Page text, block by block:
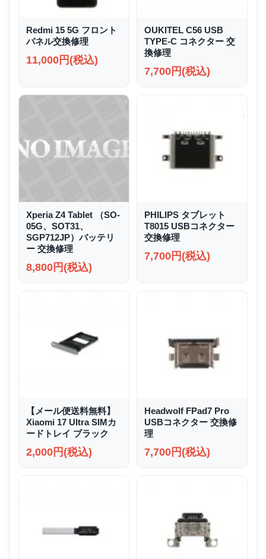
Redmi 15 5G フロント
パネル交換修理
11,000円(税込)
OUKITEL C56 USB
TYPE-C コネクター 交
換修理
7,700円(税込)
Xperia Z4 Tablet （SO-
05G、SOT31、
SGP712JP）バッテリ
ー 交換修理
8,800円(税込)
PHILIPS タブレット
T8015 USBコネクター
交換修理
7,700円(税込)
【メール便送料無料】
Xiaomi 17 Ultra SIMカ
ードトレイ ブラック
2,000円(税込)
Headwolf FPad7 Pro
USBコネクター 交換修
理
7,700円(税込)